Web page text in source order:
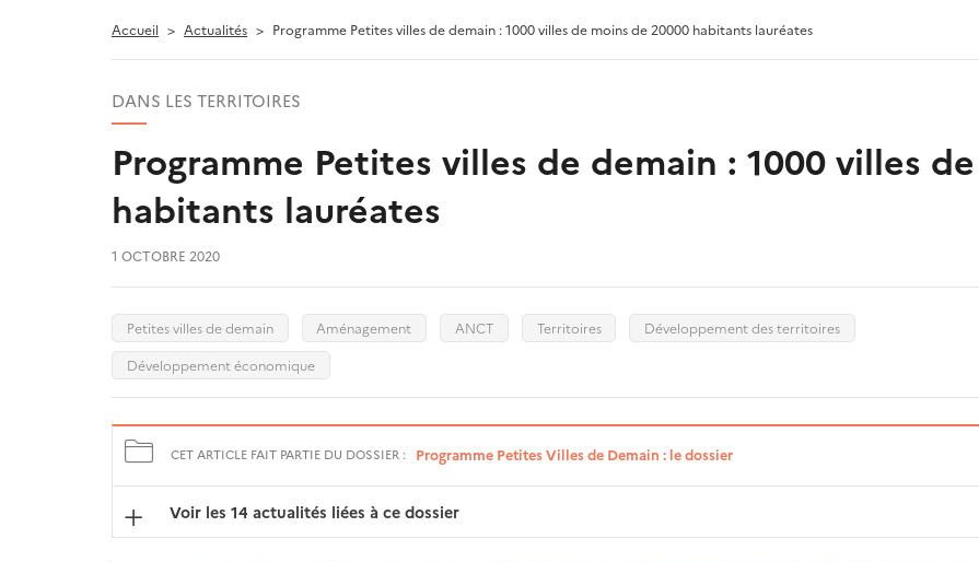
Accueil Actualités Programme Petites villes de demain : 1000 villes de moins de 20000 habitants lauréates
DANS LES TERRITOIRES
Programme Petites villes de demain : 1000 villes
habitants lauréates
1 OCTOBRE 2020
Petites villes de demain Aménagement ANCT Territoires
Développement des territoires
Développement économique
CET ARTICLE FAIT PARTIE DU DOSSIER : Programme Petites Villes de Demain : le dossier
Voir les 14 actualités liées à ce dossier